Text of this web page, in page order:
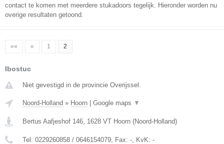
contact te komen met meerdere stukadoors tegelijk. Hieronder worden nu
overige resultaten getoond.
«« « 1 2
Ibostuc
Niet gevestigd in de provincie Overijssel.
Noord-Holland » Hoorn Google maps ▼
Bertus Aafjeshof 146, 1628 VT Hoorn (Noord-Holland)
Tel: 0229260858 / 0646154079, Fax: -, KvK: -